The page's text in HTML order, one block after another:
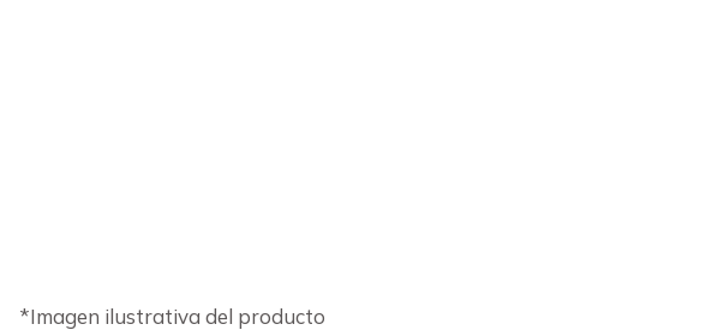
*Imagen ilustrativa del producto